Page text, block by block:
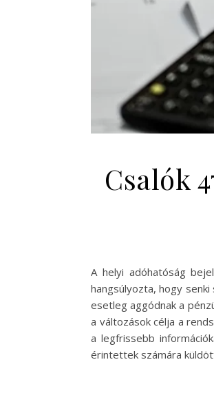
Csalók
A helyi adóhatóság
hangsúlyozta, hogy
esetleg aggódnak a
a változások célja a
a legfrissebb
érintettek számára